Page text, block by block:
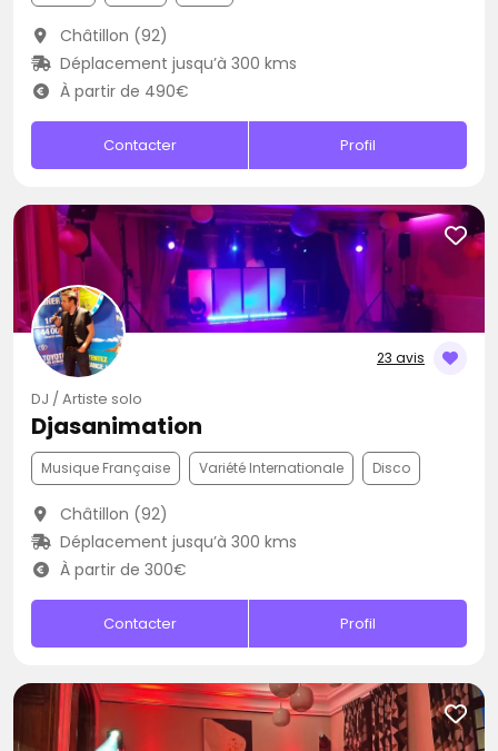
Châtillon (92)
Déplacement jusqu’à 300 kms
À partir de 490€
Contacter Profil
23 avis
DJ / Artiste solo
Djasanimation
Musique Française Variété Internationale Disco
Châtillon (92)
Déplacement jusqu’à 300 kms
À partir de 300€
Contacter Profil